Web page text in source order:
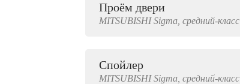
Проём двери
MITSUBISHISigma, средний-класс
Спойлер
MITSUBISHISigma, средний-класс